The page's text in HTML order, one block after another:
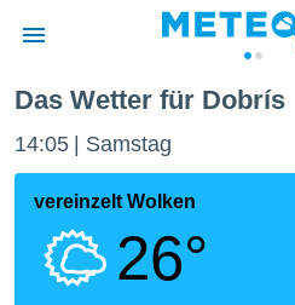
wurde
dass
Das Wetter für Dobrís
14:05 Samstag
vereinzelt Wolken
26°